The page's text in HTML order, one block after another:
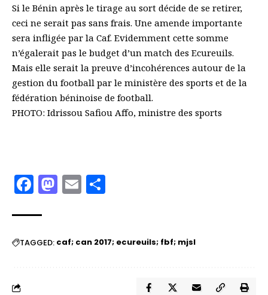
Si le Bénin après le tirage au sort décide de se retirer,
ceci ne serait pas sans frais. Une amende importante
sera infligée par la Caf. Evidemment cette somme
n’égalerait pas le budget d’un match des Ecureuils.
Mais elle serait la preuve d’incohérences autour de la
gestion du football par le ministère des sports et de la
fédération béninoise de football.
PHOTO: Idrissou Safiou Affo, ministre des sports
Facebook
Mastodon
Email
TAGGED: caf; can 2017; ecureuils; fbf; mjsl